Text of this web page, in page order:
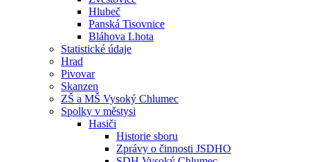
Hlubeč
Panská Tisovnice
Bláhova Lhota
Statistické údaje
Hrad
Pivovar
Skanzen
ZŠ a MŠ Vysoký Chlumec
Spolky v městysi
Hasiči
Historie sboru
Zprávy o činnosti JSDHO